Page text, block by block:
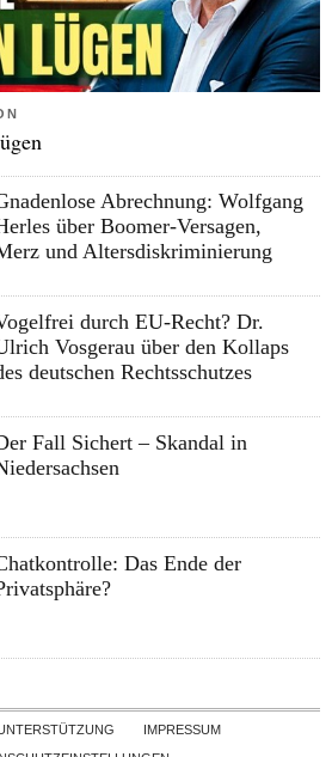
Abrechnung: Wolfgang
über Boomer-Versagen,
und Altersdiskriminierung
durch EU-Recht? Dr.
Vosgerau über den Kollaps
deutschen Rechtsschutzes
Fall Sichert – Skandal in
Das Ende der
Skip to contentIMPRESSUM